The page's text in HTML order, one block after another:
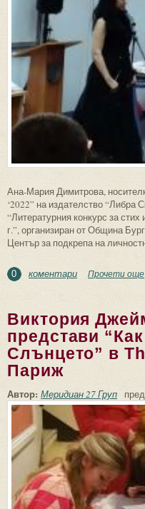
Ана-Мария Димитрова,
‘2022” на издателство “Либра
“Литературния конкурс за
г.”, организиран от Община
Център за подкрепа на
0 коментари Прочети още
Виктория
представи
Слънцето” в
Париж
Автор: Меридиан 27 Груп